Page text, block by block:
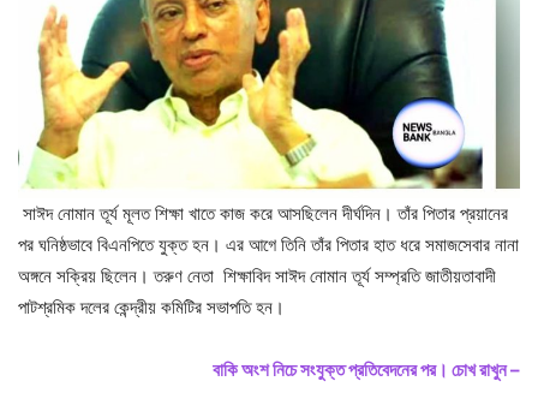
সাঈদ নোমান তূর্য মূলত শিক্ষা খাতে কাজ করে আসছিলেন দীর্ঘদিন। তাঁর পিতার প্রয়ানের
পর ঘনিষ্ঠভাবে বিএনপিতে যুক্ত হন। এর আগে তিনি তাঁর পিতার হাত ধরে সমাজসেবার নানা
অঙ্গনে সক্রিয় ছিলেন। তরুণ নেতা শিক্ষাবিদ সাঈদ নোমান তূর্য সম্প্রতি ‌জাতীয়তাবাদী
পাটশ্রমিক দলের কেন্দ্রীয় কমিটির সভাপতি হন।
বাকি অংশ নিচে সংযুক্ত প্রতিবেদনের পর। চোখ রাখুন –